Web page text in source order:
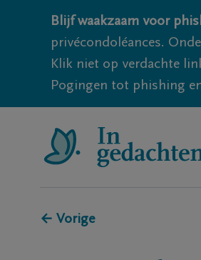
Blijf waakzaam voor
privécondoléances.
Klik niet op verdachte
Pogingen tot phishing
← Vorige